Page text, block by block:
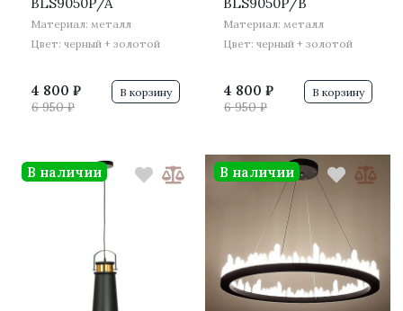
Материал: металл
Цвет: черный + золотой
4 800 ₽
6 950 ₽
В корзину
Материал: металл
Цвет: черный + золотой
4 800 ₽
6 950 ₽
В корзину
В наличии В наличии